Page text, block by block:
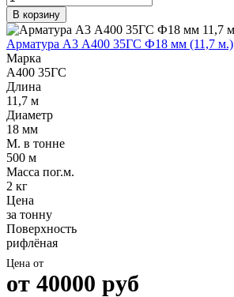
В корзину
Арматура А3 А400 35ГС Ф18 мм (11,7 м.)
Марка
А400 35ГС
Длина
11,7 м
Диаметр
18 мм
М. в тонне
500 м
Масса пог.м.
2 кг
Цена
за тонну
Поверхность
рифлёная
Цена от
от 40000 руб